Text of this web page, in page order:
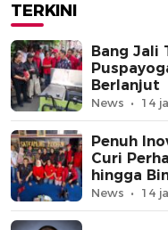
TERKINI
Bang Jali
Berlanjut
News 14
Penuh
Curi
hingga
News 14